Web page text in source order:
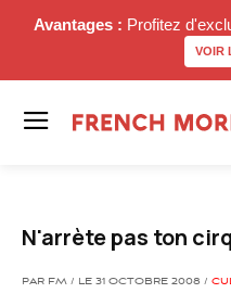
Avantages : Profitez
VOIR
N'arrète pas ton
PAR FM / LE 31 OCTOBRE 2008 /